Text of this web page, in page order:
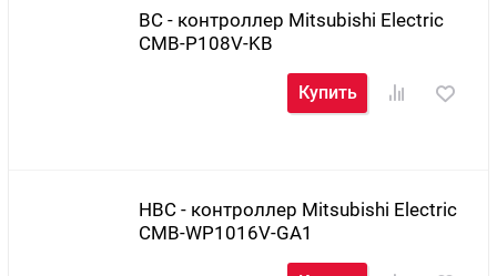
BC - контроллер Mitsubishi Electric
CMB-P108V-KB
Купить
HBC - контроллер Mitsubishi Electric
CMB-WP1016V-GA1